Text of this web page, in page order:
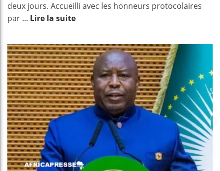
deux jours. Accueilli avec les honneurs protocolaires
par ... Lire la suite